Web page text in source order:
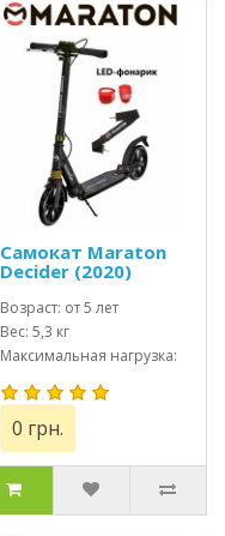
Самокат Maraton
Decider (2020)
фонарик
Возраст: от 5 лет
Вес: 5,3 кг
Максимальная нагрузка:
до 100 кг
0 грн.